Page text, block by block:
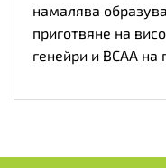
намалява
приготвяне на
генейри и BCAA на